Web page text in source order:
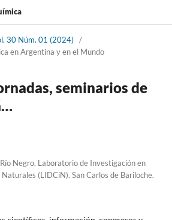
30 Núm. 01 (2024)
/
en Argentina y en el Mundo
seminarios de
Negro. Laboratorio de Investigación en
(LIDCiN). San Carlos de Bariloche.